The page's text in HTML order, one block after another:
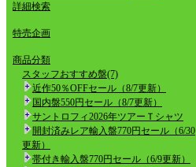
詳細検索
特売企画
商品分類
スタッフおすすめ盤(7)
近作50％OFFセール（8/7更新）
国内盤550円セール（8/7更新）
サントロフィ2026年ツアーＴシャツ
開封済みレア輸入盤770円セール（6/30
更新）
帯付き輸入盤770円セール（6/9更新）